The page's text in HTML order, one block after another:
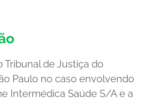
Tribunal de Justiça do
Paulo no caso envolvendo
Intermédica Saúde S/A e a